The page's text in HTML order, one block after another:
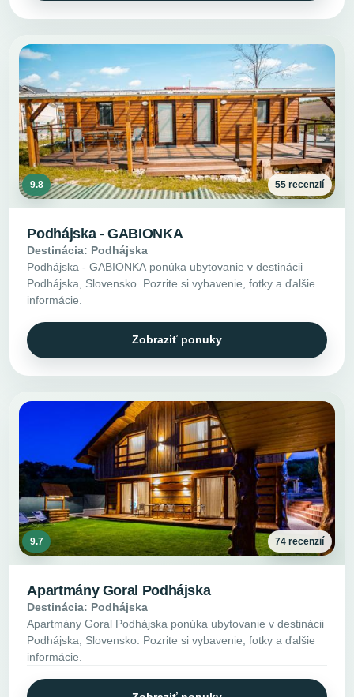
9.8 55 recenzií
Podhájska - GABIONKA
Destinácia: Podhájska
Podhájska - GABIONKA ponúka ubytovanie v destinácii
Podhájska, Slovensko. Pozrite si vybavenie, fotky a ďalšie
informácie.
Zobraziť ponuky
9.7 74 recenzií
Apartmány Goral Podhájska
Destinácia: Podhájska
Apartmány Goral Podhájska ponúka ubytovanie v destinácii
Podhájska, Slovensko. Pozrite si vybavenie, fotky a ďalšie
informácie.